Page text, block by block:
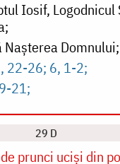
Iosif, Logodnicul
Naşterea Domnului
22-26; 6, 1-2
21
29 D
prunci uciși din